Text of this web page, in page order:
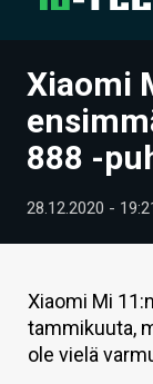
UUTISET
ARTIKKELIT
VIDEOT
TECHBBS
TIETOA
HINTA.FI
Xiaomi
888 -
28.12.2020 -
Xiaomi Mi
tammikuuta,
ole vielä